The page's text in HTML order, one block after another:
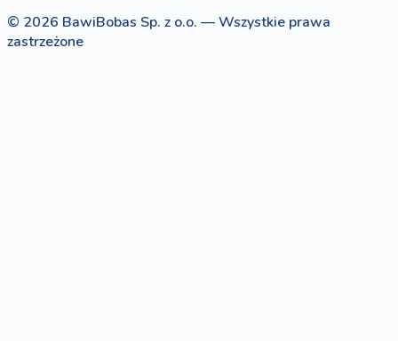
© 2026 BawiBobas Sp. z o.o. — Wszystkie prawa
zastrzeżone